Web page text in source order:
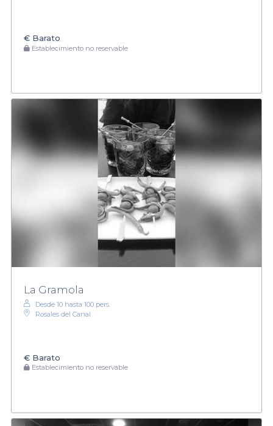
€ Barato
Establecimiento no reservable
La Gramola
Desde 10 hasta 100 pers.
Rosales del Canal
€ Barato
Establecimiento no reservable